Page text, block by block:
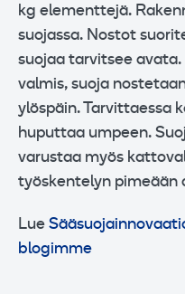
kg elementtejä.
suojassa. Nostot
suojaa tarvitsee
valmis, suoja
ylöspäin. Tarvittaessa
huputtaa umpeen.
varustaa myös
työskentelyn pimeään
Lue
blogimme